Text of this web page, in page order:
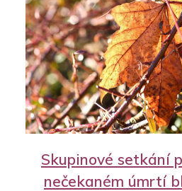
Skupinové setkání
nečekaném úmrtí